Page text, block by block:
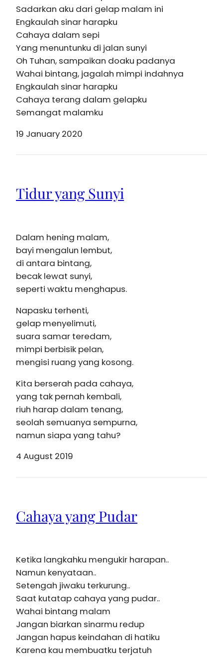
Sadarkan aku dari gelap malam ini
Engkaulah sinar harapku
Cahaya dalam sepi
Yang menuntunku di jalan sunyi
Oh Tuhan, sampaikan doaku padanya
Wahai bintang, jagalah mimpi indahnya
Engkaulah sinar harapku
Cahaya terang dalam gelapku
Semangat malamku
19 January 2020
Tidur yang Sunyi
Dalam hening malam,
bayi mengalun lembut,
di antara bintang,
becak lewat sunyi,
seperti waktu menghapus.
Napasku terhenti,
gelap menyelimuti,
suara samar teredam,
mimpi berbisik pelan,
mengisi ruang yang kosong.
Kita berserah pada cahaya,
yang tak pernah kembali,
riuh harap dalam tenang,
seolah semuanya sempurna,
namun siapa yang tahu?
4 August 2019
Cahaya yang Pudar
Ketika langkahku mengukir harapan..
Namun kenyataan..
Setengah jiwaku terkurung..
Saat kutatap cahaya yang pudar..
Wahai bintang malam
Jangan biarkan sinarmu redup
Jangan hapus keindahan di hatiku
Karena kau membuatku terjatuh